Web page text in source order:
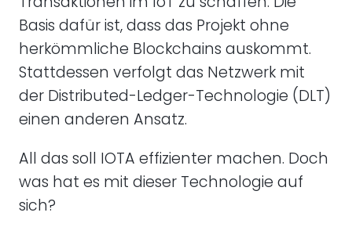
Basis dafür ist, dass das Projekt ohne
herkömmliche Blockchains auskommt.
Stattdessen verfolgt das Netzwerk mit
der Distributed-Ledger-Technologie (DLT)
einen anderen Ansatz.
All das soll IOTA effizienter machen. Doch
was hat es mit dieser Technologie auf
sich?